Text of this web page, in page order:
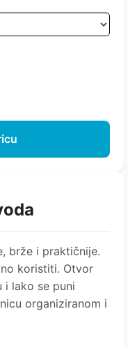
brže i praktičnije.
koristiti. Otvor
i lako se puni
organiziranom i